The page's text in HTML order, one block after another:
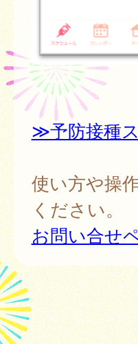
≫予防接種
使い方や操
ください。
お問い合せ